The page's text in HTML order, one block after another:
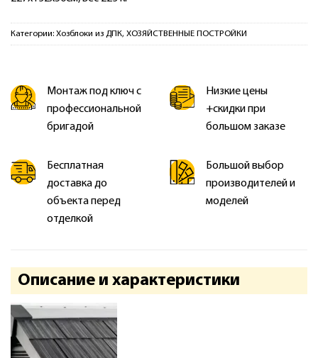
Категории: Хозблоки из ДПК, ХОЗЯЙСТВЕННЫЕ ПОСТРОЙКИ
Монтаж под ключ с
профессиональной
бригадой
Низкие цены
+скидки при
большом заказе
Бесплатная
доставка до
объекта перед
отделкой
Большой выбор
производителей и
моделей
Описание и характеристики